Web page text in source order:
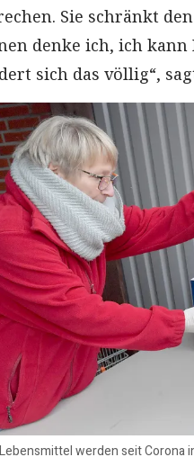
Sie schränkt
denke ich, ich
sich das völlig“,
werden seit Corona